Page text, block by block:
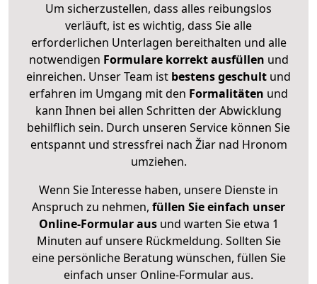
Um sicherzustellen, dass alles reibungslos
verläuft, ist es wichtig, dass Sie alle
erforderlichen Unterlagen bereithalten und alle
notwendigen Formulare korrekt ausfüllen und
einreichen. Unser Team ist bestens geschult und
erfahren im Umgang mit den Formalitäten und
kann Ihnen bei allen Schritten der Abwicklung
behilflich sein. Durch unseren Service können Sie
entspannt und stressfrei nach Žiar nad Hronom
umziehen.
Wenn Sie Interesse haben, unsere Dienste in
Anspruch zu nehmen, füllen Sie einfach unser
Online-Formular ausund warten Sie etwa 1
Minuten auf unsere Rückmeldung. Sollten Sie
eine persönliche Beratung wünschen, füllen Sie
einfach unser Online-Formular aus.